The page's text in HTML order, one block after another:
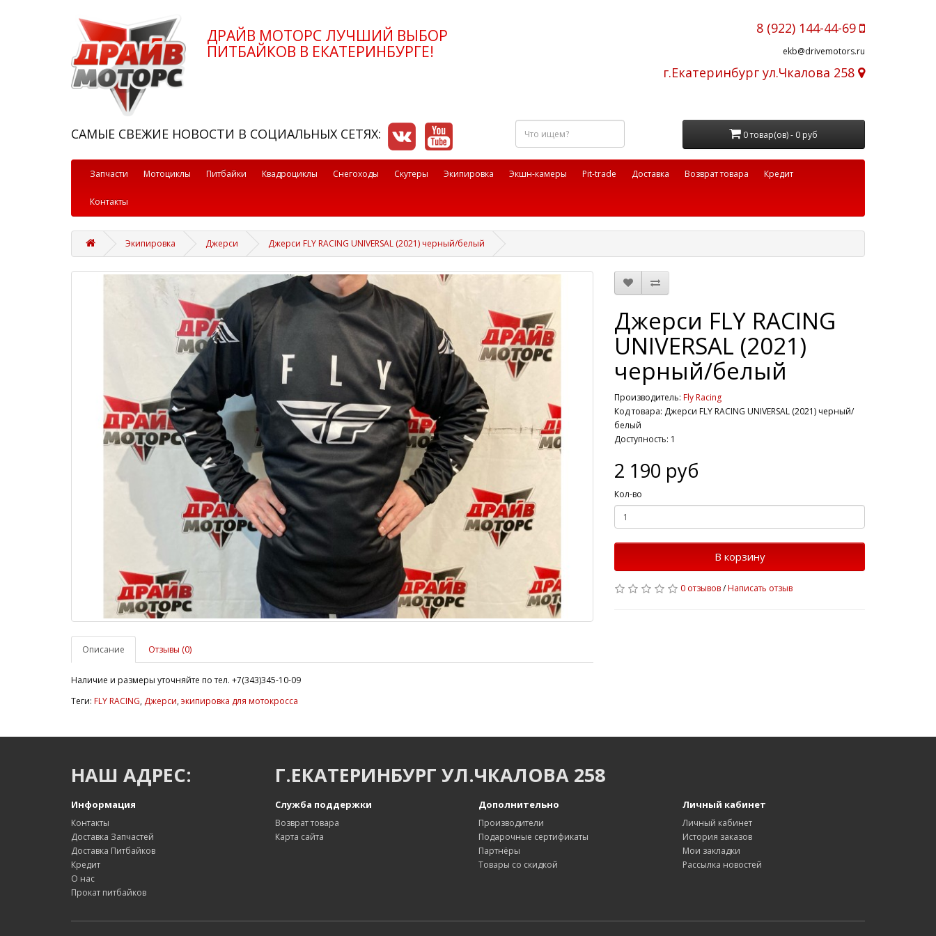
ДРАЙВ МОТОРС ЛУЧШИЙ ВЫБОР
ПИТБАЙКОВ В ЕКАТЕРИНБУРГЕ!
8 (922) 144-44-69
ekb@drivemotors.ru
г.Екатеринбург ул.Чкалова 258
САМЫЕ СВЕЖИЕ НОВОСТИ В СОЦИАЛЬНЫХ СЕТЯХ:
Что
ищем?
0 товар(ов) - 0 руб
Запчасти Мотоциклы Питбайки Квадроциклы Снегоходы Скутеры Экипировка Экшн-камеры Pit-trade Доставка Возврат товара Кредит
Контакты
Экипировка Джерси Джерси FLY RACING UNIVERSAL (2021) черный/белый
Описание Отзывы (0)
Наличие и размеры уточняйте по тел. +7(343)345-10-09
Джерси FLY RACING
UNIVERSAL (2021)
черный/белый
Производитель: Fly Racing
Код товара: Джерси FLY RACING UNIVERSAL (2021) черный/
белый
Доступность: 1
2 190 руб
Кол-во
В корзину
0 отзывов/Написать отзыв
Теги: FLY RACING, Джерси,экипировка для мотокросса
НАШ АДРЕС: Г.ЕКАТЕРИНБУРГ УЛ.ЧКАЛОВА 258
Информация
Контакты
Доставка Запчастей
Доставка Питбайков
Кредит
О нас
Прокат питбайков
Служба поддержки
Возврат товара
Карта сайта
Дополнительно
Производители
Подарочные сертификаты
Партнёры
Товары со скидкой
Личный кабинет
Личный кабинет
История заказов
Мои закладки
Рассылка новостей